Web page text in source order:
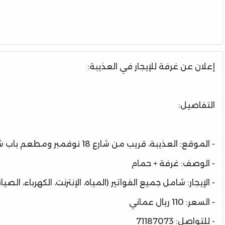
إعلان عن غرفة للإيجار في العذيبة:
التفاصيل:
- الموقع: العذيبة، قريب من شارع 18 نوفمبر ومطعم باب شرقي
- الوصف: غرفة + حمام
- الإيجار: شامل جميع الفواتير (المياه، الإنترنت، الكهرباء،
- السعر: 110 ريال عماني
- للتواصل: 71187073